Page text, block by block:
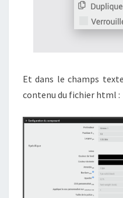
Et dans le champs
contenu du fichier html :